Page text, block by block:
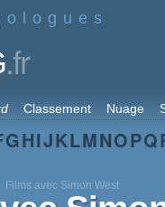
.fr
Classement Nuage
GHIJKLMNOPQ
Films avec Simon West